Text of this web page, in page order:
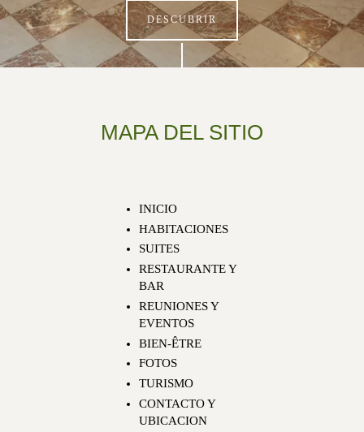
DESCUBRIR
MAPA DEL SITIO
INICIO
HABITACIONES
SUITES
RESTAURANTE Y
BAR
REUNIONES Y
EVENTOS
BIEN-ÊTRE
FOTOS
TURISMO
CONTACTO Y
UBICACION